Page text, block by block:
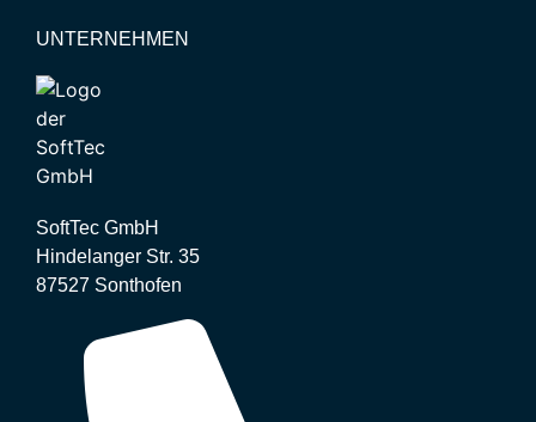
UNTERNEHMEN
SoftTec GmbH
Hindelanger Str. 35
87527 Sonthofen